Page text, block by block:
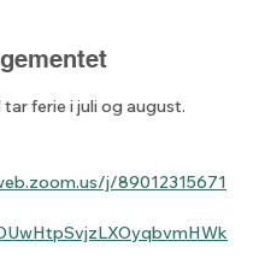
ferie i juli og august.
j/89012315671